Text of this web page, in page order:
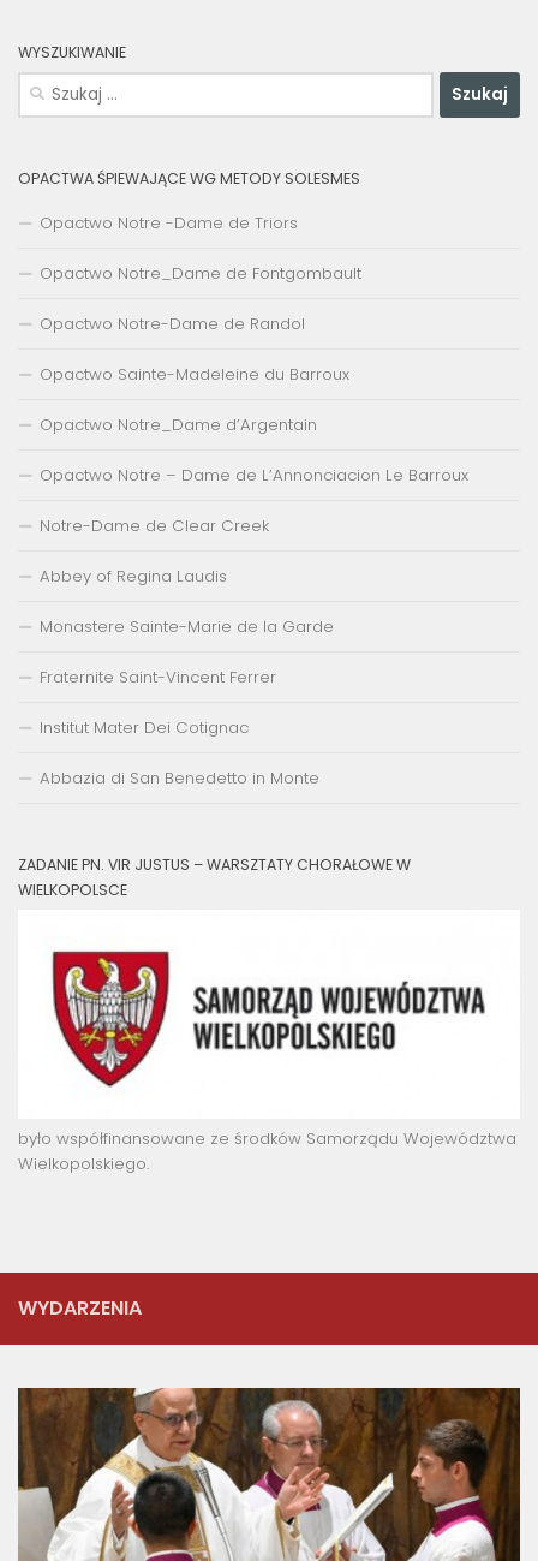
WYSZUKIWANIE
Szukaj:
OPACTWA ŚPIEWAJĄCE WG METODY SOLESMES
Opactwo Notre -Dame de Triors
Opactwo Notre_Dame de Fontgombault
Opactwo Notre-Dame de Randol
Opactwo Sainte-Madeleine du Barroux
Opactwo Notre_Dame d’Argentain
Opactwo Notre – Dame de L’Annonciacion Le Barroux
Notre-Dame de Clear Creek
Abbey of Regina Laudis
Monastere Sainte-Marie de la Garde
Fraternite Saint-Vincent Ferrer
Institut Mater Dei Cotignac
Abbazia di San Benedetto in Monte
ZADANIE PN. VIR JUSTUS – WARSZTATY CHORAŁOWE W
WIELKOPOLSCE
było współfinansowane ze środków Samorządu Województwa
Wielkopolskiego.
WYDARZENIA